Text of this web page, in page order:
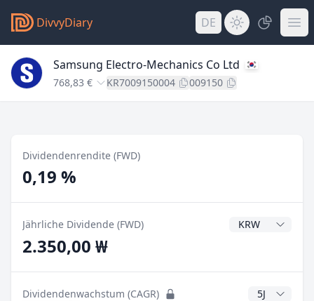
DivvyDiary DE
Samsung Electro-Mechanics Co Ltd
768,83 € KR7009150004 009150
Dividendenrendite (FWD)
0,19 %
Jährliche Dividende (FWD)
2.350,00 ₩
Dividendenwachstum (CAGR) CAGR Jahre